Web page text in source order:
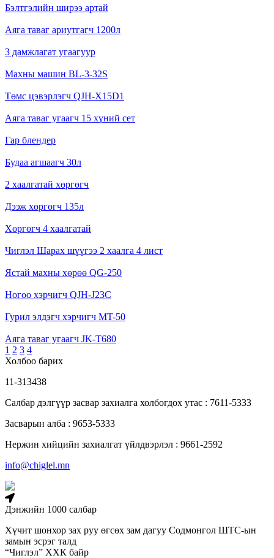
Бэлтгэлийн ширээ артай
Аяга таваг ариутгагч 1200л
3 дамжлагат угаагуур
Махны машин BL-3-32S
Төмс цэвэрлэгч QJH-X15D1
Аяга таваг угаагч 15 хүний сет
Гар блендер
Будаа агшаагч 30л
2 хаалгатай хөргөгч
Дээж хөргөгч 135л
Хөргөгч 4 хаалгатай
Чиглэл Шарах шүүгээ 2 хаалга 4 лист
Ястай махны хөрөө QG-250
Ногоо хэрчигч QJH-J23C
Гурил элдэгч хэрчигч MT-50
Аяга таваг угаагч JK-T680
1 2 3 4
Холбоо барих
11-313438
Салбар дэлгүүр засвар захиалга холбогдох утас : 7611-5333
Засварын алба : 9653-5333
Нержин хийцийн захиалгат үйлдвэрлэл : 9661-2592
info@chiglel.mn
Дэнжийн 1000 салбар
Хүчит шонхор зах руу өгсөх зам дагуу Содмонгол ШТС-ын
замын эсрэг талд
“Чиглэл” ХХК байр